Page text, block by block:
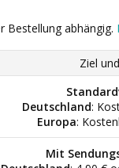
Bestellung abhängig.
Ziel
Deutschland:
Europa:
Mit